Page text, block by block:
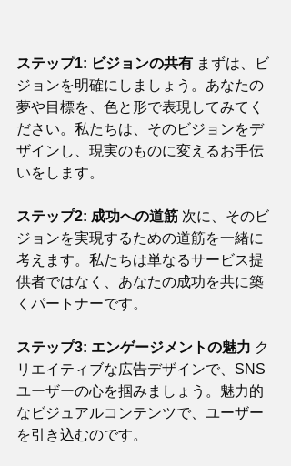
ステップ1: ビジョンの共有 まずは、ビ
ジョンを明確にしましょう。あなたの
夢や目標を、色と形で表現してみてく
ださい。私たちは、そのビジョンをデ
ザインし、現実のものに変えるお手伝
いをします。
ステップ2: 成功への道筋 次に、そのビ
ジョンを実現するための道筋を一緒に
考えます。私たちは単なるサービス提
供者ではなく、あなたの成功を共に築
くパートナーです。
ステップ3: エンゲージメントの魅力 ク
リエイティブな広告デザインで、SNS
ユーザーの心を掴みましょう。魅力的
なビジュアルコンテンツで、ユーザー
を引き込むのです。